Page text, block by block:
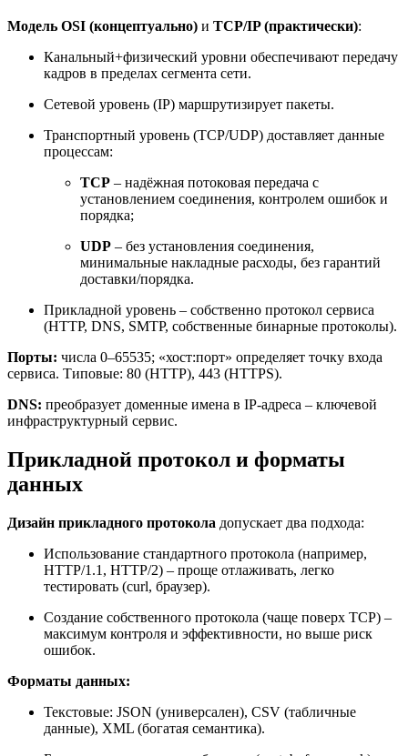
Модель OSI (концептуально) и TCP/IP (практически):
Канальный+физический уровни обеспечивают передачу
кадров в пределах сегмента сети.
Сетевой уровень (IP) маршрутизирует пакеты.
Транспортный уровень (TCP/UDP) доставляет данные
процессам:
TCP – надёжная потоковая передача с
установлением соединения, контролем ошибок и
порядка;
UDP – без установления соединения,
минимальные накладные расходы, без гарантий
доставки/порядка.
Прикладной уровень – собственно протокол сервиса
(HTTP, DNS, SMTP, собственные бинарные протоколы).
Порты: числа 0–65535; «хост:порт» определяет точку входа
сервиса. Типовые: 80 (HTTP), 443 (HTTPS).
DNS: преобразует доменные имена в IP-адреса – ключевой
инфраструктурный сервис.
Прикладной протокол и форматы
данных
Дизайн прикладного протокола допускает два подхода:
Использование стандартного протокола (например,
HTTP/1.1, HTTP/2) – проще отлаживать, легко
тестировать (curl, браузер).
Создание собственного протокола (чаще поверх TCP) –
максимум контроля и эффективности, но выше риск
ошибок.
Форматы данных:
Текстовые: JSON (универсален), CSV (табличные
данные), XML (богатая семантика).